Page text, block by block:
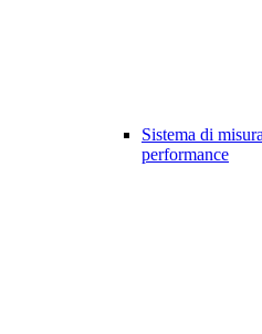
Sistema di
performance